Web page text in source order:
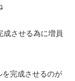
させる為に増員
完成させるのが